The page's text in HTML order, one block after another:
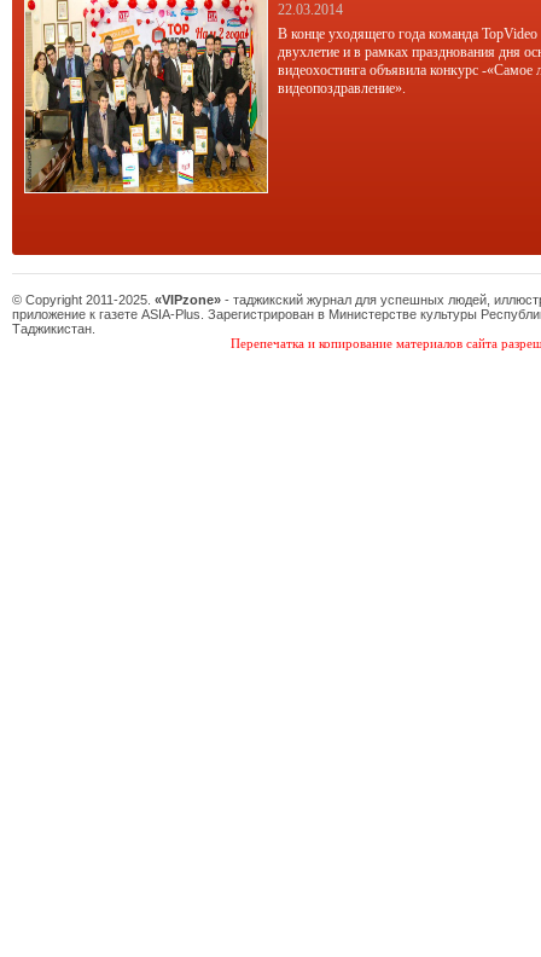
22.03.2014
В конце уходящего года команда TopVideo
двухлетие и в рамках празднования дня
видеохостинга объявила конкурс -«Самое
видеопоздравление».
© Copyright 2011-2025. «VIPzone» - таджикский журнал для успешных людей,
приложение к газете ASIA-Plus. Зарегистрирован в Министерстве культуры
Таджикистан.
Перепечатка и копирование материалов сайта